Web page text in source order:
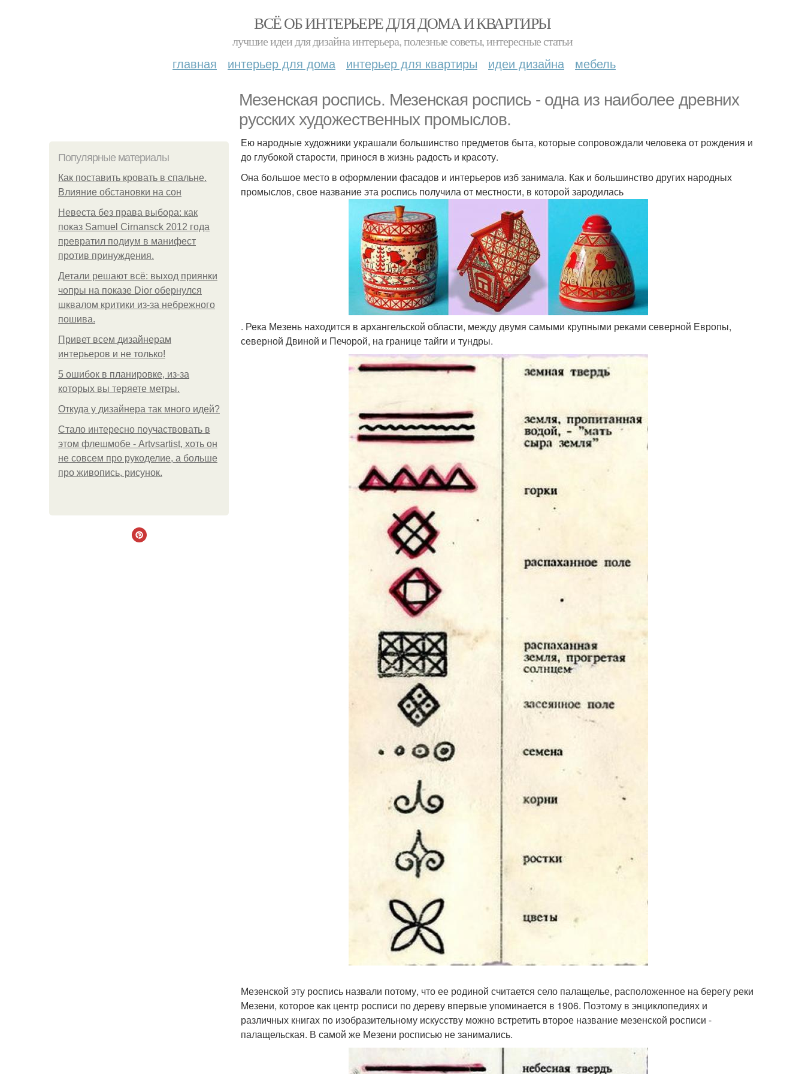
ВСЁ ОБ ИНТЕРЬЕРЕ ДЛЯ ДОМА И КВАРТИРЫ
лучшие идеи для дизайна интерьера, полезные советы, интересные статьи
главная интерьер для дома интерьер для квартиры идеи дизайна мебель
Мезенская роспись. Мезенская роспись - одна из наиболее древних
русских художественных промыслов.
Популярные материалы
Как поставить кровать в спальне.
Влияние обстановки на сон
Невеста без права выбора: как
показ Samuel Cirnansck 2012 года
превратил подиум в манифест
против принуждения.
Детали решают всё: выход приянки
чопры на показе Dior обернулся
шквалом критики из-за небрежного
пошива.
Привет всем дизайнерам
интерьеров и не только!
5 ошибок в планировке, из-за
которых вы теряете метры.
Откуда у дизайнера так много идей?
Стало интересно поучаствовать в
этом флешмобе - Artvsartist, хоть он
не совсем про рукоделие, а больше
про живопись, рисунок.
Ею народные художники украшали большинство предметов быта, которые сопровождали человека от рождения и
до глубокой старости, принося в жизнь радость и красоту.
Она большое место в оформлении фасадов и интерьеров изб занимала. Как и большинство других народных
промыслов, свое название эта роспись получила от местности, в которой зародилась
. Река Мезень находится в архангельской области, между двумя самыми крупными реками северной Европы,
северной Двиной и Печорой, на границе тайги и тундры.
Мезенской эту роспись назвали потому, что ее родиной считается село палащелье, расположенное на берегу реки
Мезени, которое как центр росписи по дереву впервые упоминается в 1906. Поэтому в энциклопедиях и
различных книгах по изобразительному искусству можно встретить второе название мезенской росписи -
палащельская. В самой же Мезени росписью не занимались.